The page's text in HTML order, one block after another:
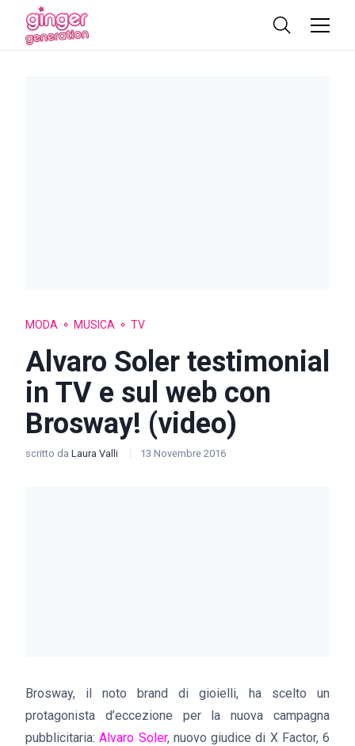
MODA MUSICA TV
Alvaro Soler testimonial
in TV e sul web con
Brosway! (video)
scritto da Laura Valli 13 Novembre 2016
Brosway, il noto brand di gioielli, ha scelto un
protagonista d’eccezione per la nuova campagna
pubblicitaria:Alvaro Soler, nuovo giudice di X Factor, 6